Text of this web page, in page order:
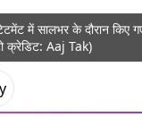
में सालभर के दौरान किए
क्रेडिट: Aaj Tak)